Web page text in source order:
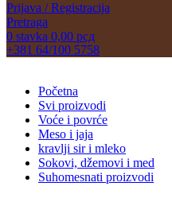
Prijava / Registracija
Pretraga
0 stavka 0,00 рсд
+381 64/100 5758
Početna
Svi proizvodi
Voće i povrće
Meso i jaja
kravlji sir i mleko
Sokovi, džemovi i med
Suhomesnati proizvodi